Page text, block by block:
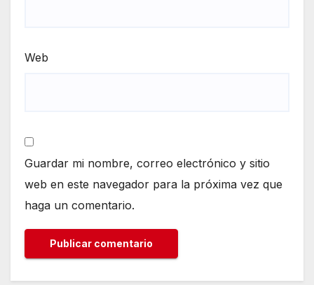
Web
Guardar mi nombre, correo electrónico y sitio
web en este navegador para la próxima vez que
haga un comentario.